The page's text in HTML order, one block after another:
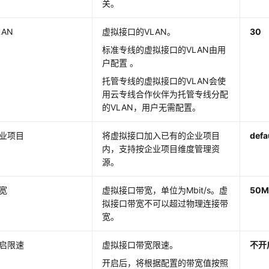
关。
虚拟接口的VLAN。
标准专线的虚拟接口的VLAN由用
户配置 。
托管专线的虚拟接口的VLAN会使
用云专线合作伙伴为托管专线分配
的VLAN，用户无需配置。
30
项目
将虚拟接口加入已有的企业项目
内，支持按企业项目维度管理资
源。
虚拟接口带宽，单位为Mbit/s。虚
拟接口带宽不可以超过物理连接带
宽。
50
限速
虚拟接口带宽限速。
开启后，将根据配置的带宽值按照
不开